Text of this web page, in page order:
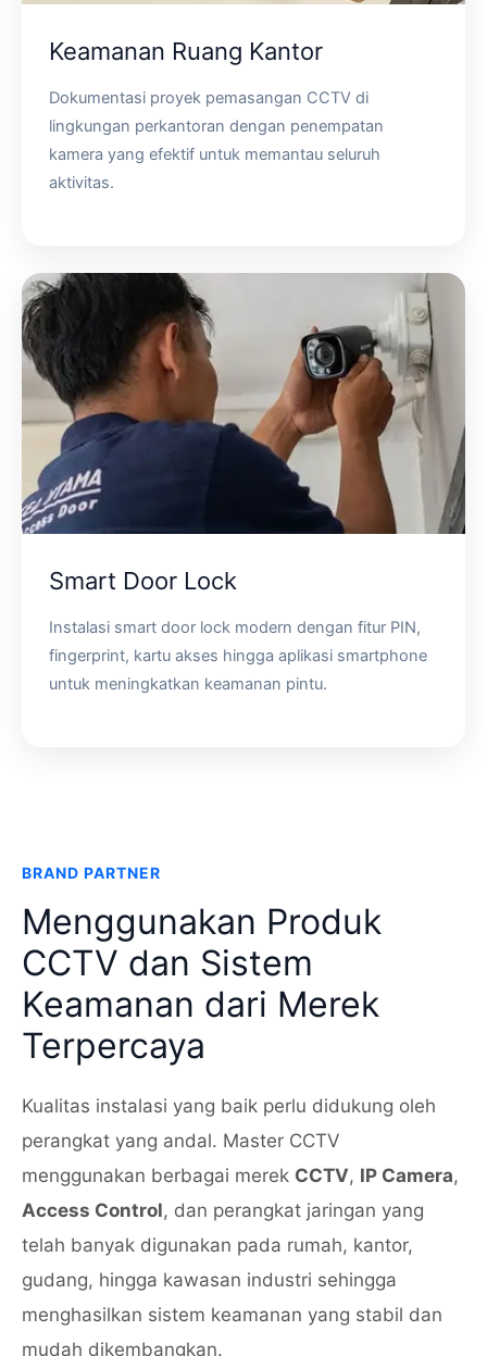
Keamanan Ruang Kantor
Dokumentasi proyek pemasangan CCTV di
lingkungan perkantoran dengan penempatan
kamera yang efektif untuk memantau seluruh
aktivitas.
Smart Door Lock
Instalasi smart door lock modern dengan fitur PIN,
fingerprint, kartu akses hingga aplikasi smartphone
untuk meningkatkan keamanan pintu.
BRAND PARTNER
Menggunakan Produk
CCTV dan Sistem
Keamanan dari Merek
Terpercaya
Kualitas instalasi yang baik perlu didukung oleh
perangkat yang andal. Master CCTV
menggunakan berbagai merek CCTV, IP Camera,
Access Control, dan perangkat jaringan yang
telah banyak digunakan pada rumah, kantor,
gudang, hingga kawasan industri sehingga
menghasilkan sistem keamanan yang stabil dan
mudah dikembangkan.